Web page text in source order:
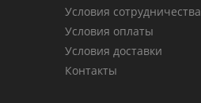
Условия сотрудничества
Условия оплаты
Условия доставки
Контакты